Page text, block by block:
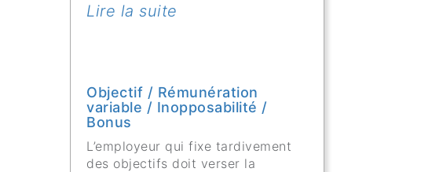
Lire la suite
Objectif / Rémunération
variable / Inopposabilité /
Bonus
L’employeur qui fixe tardivement
des objectifs doit verser la